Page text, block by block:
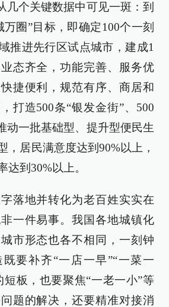
几个关键数据中可见一斑：到
万圈”目标，即确定100个一刻
推进先行区试点城市，建成1
态齐全，功能完善、服务优
捷便利，规范有序、商居和
打造500条“银发金街”、500
动一批基础型、提升型便民生
，居民满意度达到90%以上，
达到30%以上。
落地并转化为老百姓实实在
一件易事。我国各地城镇化
市形态也各不相同，一刻钟
要补齐“一店一早”“一菜一
短板，也要聚焦“一老一小”等
题的解决，还要精准对接消